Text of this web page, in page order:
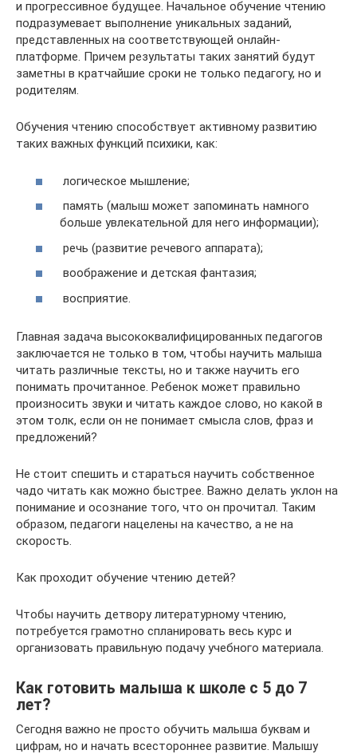
и прогрессивное будущее. Начальное обучение чтению
подразумевает выполнение уникальных заданий,
представленных на соответствующей онлайн-
платформе. Причем результаты таких занятий будут
заметны в кратчайшие сроки не только педагогу, но и
родителям.
Обучения чтению способствует активному развитию
таких важных функций психики, как:
логическое мышление;
память (малыш может запоминать намного
больше увлекательной для него информации);
речь (развитие речевого аппарата);
воображение и детская фантазия;
восприятие.
Главная задача высококвалифицированных педагогов
заключается не только в том, чтобы научить малыша
читать различные тексты, но и также научить его
понимать прочитанное. Ребенок может правильно
произносить звуки и читать каждое слово, но какой в
этом толк, если он не понимает смысла слов, фраз и
предложений?
Не стоит спешить и стараться научить собственное
чадо читать как можно быстрее. Важно делать уклон на
понимание и осознание того, что он прочитал. Таким
образом, педагоги нацелены на качество, а не на
скорость.
Как проходит обучение чтению детей?
Чтобы научить детвору литературному чтению,
потребуется грамотно спланировать весь курс и
организовать правильную подачу учебного материала.
Как готовить малыша к школе с 5 до 7
лет?
Сегодня важно не просто обучить малыша буквам и
цифрам, но и начать всестороннее развитие. Малышу